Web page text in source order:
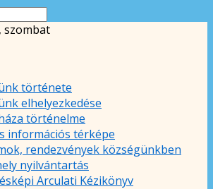
szombat
története
elhelyezkedése
történelme
információs térképe
rendezvények községünkben
nyilvántartás
Arculati Kézikönyv